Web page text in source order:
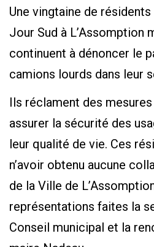
Une vingtaine de
Jour Sud à L’Assomption
continuent à dénoncer le
camions lourds dans leur
Ils réclament des
assurer la sécurité des
leur qualité de vie. Ces
n’avoir obtenu aucune
de la Ville de
représentations faites la
Conseil municipal et la